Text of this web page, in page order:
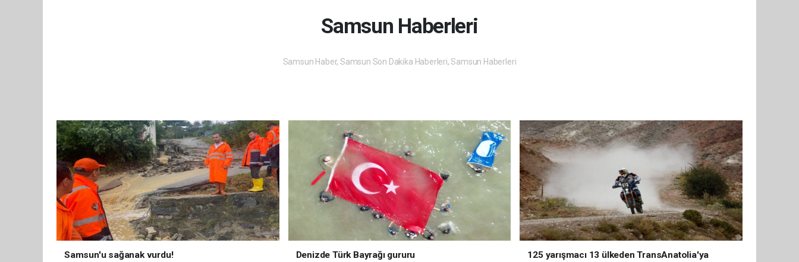
Samsun Haberleri
Samsun Haber, Samsun Son Dakika Haberleri, Samsun Haberleri
Samsun'u sağanak vurdu! Denizde Türk Bayrağı gururu
125 yarışmacı 13 ülkeden TransAnatolia'ya